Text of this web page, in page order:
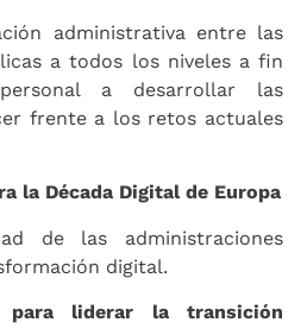
administrativa entre las
a todos los niveles a fin
a desarrollar las
frente a los retos actuales
la Década Digital de Europa
de las administraciones
digital.
para liderar la transición